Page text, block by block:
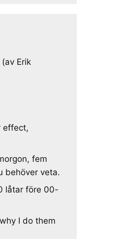
Erik
effect,
fem
behöver veta.
låtar före 00-
I do them